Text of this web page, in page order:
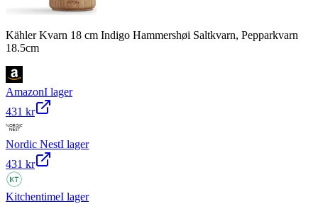
Kähler Kvarn 18 cm Indigo Hammershøi Saltkvarn, Pepparkvarn
18.5cm
AmazonI lager
431 kr
Nordic NestI lager
431 kr
KitchentimeI lager